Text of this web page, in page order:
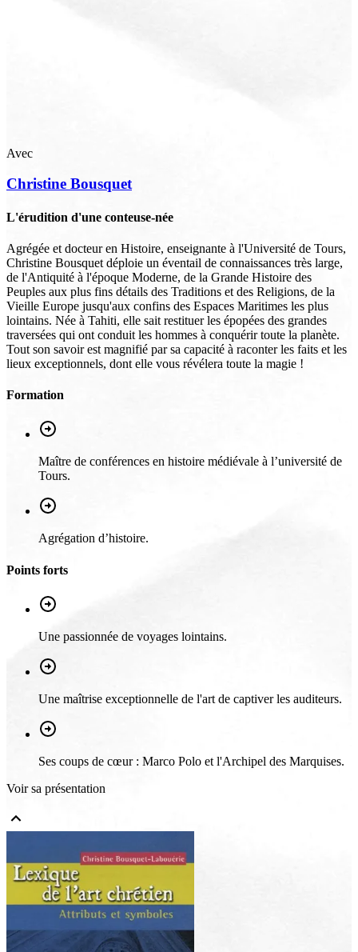
Avec
Christine Bousquet
L'érudition d'une conteuse-née
Agrégée et docteur en Histoire, enseignante à l'Université de Tours,
Christine Bousquet déploie un éventail de connaissances très large,
de l'Antiquité à l'époque Moderne, de la Grande Histoire des
Peuples aux plus fins détails des Traditions et des Religions, de la
Vieille Europe jusqu'aux confins des Espaces Maritimes les plus
lointains. Née à Tahiti, elle sait restituer les épopées des grandes
traversées qui ont conduit les hommes à conquérir toute la planète.
Tout son savoir est magnifié par sa capacité à raconter les faits et les
lieux exceptionnels, dont elle vous révélera toute la magie !
Formation
Maître de conférences en histoire médiévale à l’université de
Tours.
Agrégation d’histoire.
Points forts
Une passionnée de voyages lointains.
Une maîtrise exceptionnelle de l'art de captiver les auditeurs.
Ses coups de cœur : Marco Polo et l'Archipel des Marquises.
Voir sa présentation